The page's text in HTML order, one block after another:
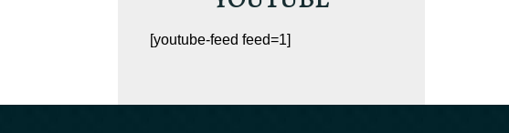
[youtube-feed feed=1]